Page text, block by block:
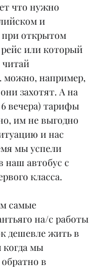
что нужно
и
при открытом
или который
можно, например,
захотят. А на
вечера) тарифы
им не выгодно
и нас
мы успели
наш автобус с
класса.
самые
на/с работы
дешевле жить в
когда мы
в